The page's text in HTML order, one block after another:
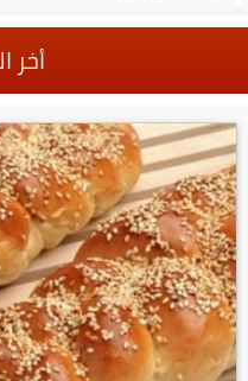
أخر